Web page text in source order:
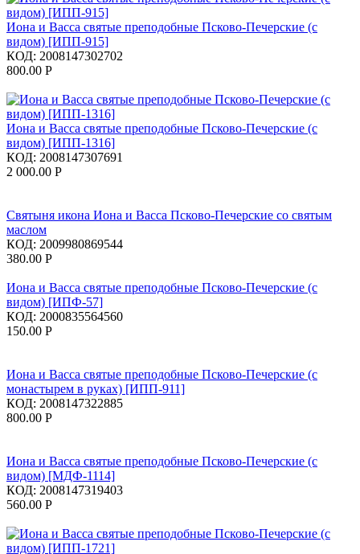
Иона и Васса святые преподобные Псково-Печерские (с
видом) [ИПП-915]
КОД: 2008147302702
800.00 Р
Иона и Васса святые преподобные Псково-Печерские (с
видом) [ИПП-1316]
КОД: 2008147307691
2 000.00 Р
Святыня икона Иона и Васса Псково-Печерские со святым
маслом
КОД: 2009980869544
380.00 Р
Иона и Васса святые преподобные Псково-Печерские (с
видом) [ИПФ-57]
КОД: 2000835564560
150.00 Р
Иона и Васса святые преподобные Псково-Печерские (с
монастырем в руках) [ИПП-911]
КОД: 2008147322885
800.00 Р
Иона и Васса святые преподобные Псково-Печерские (с
видом) [МДФ-1114]
КОД: 2008147319403
560.00 Р